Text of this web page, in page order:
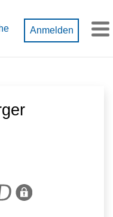
Anmelden